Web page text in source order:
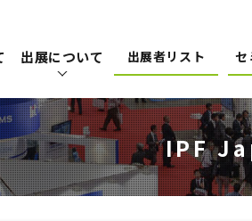
出展について 出展者リスト セ
IPF